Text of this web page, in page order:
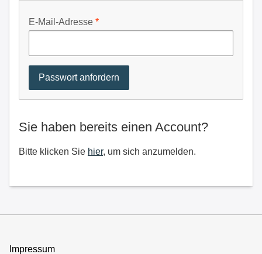
E-Mail-Adresse
Sie haben bereits einen Account?
Bitte klicken Sie hier, um sich anzumelden.
Impressum